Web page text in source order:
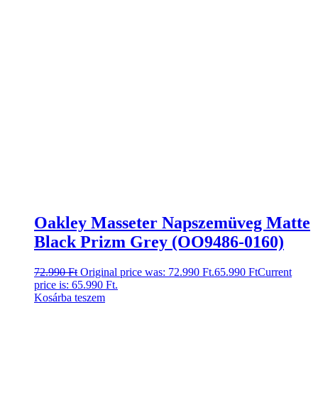
Oakley Masseter Napszemüveg Matte
Black Prizm Grey (OO9486-0160)
72.990Ft Original price was: 72.990 Ft.65.990 FtCurrent
price is: 65.990 Ft.
Kosárba teszem